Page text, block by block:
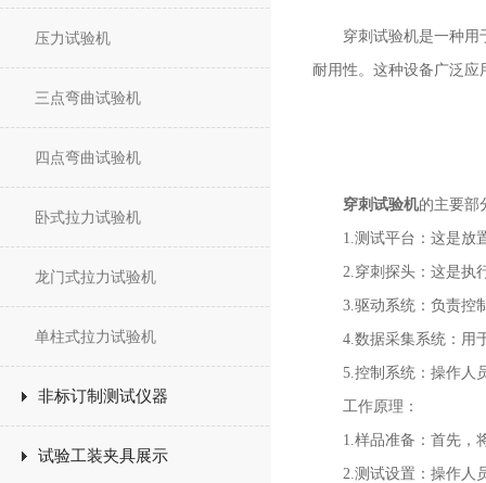
压力试验机
三点弯曲试验机
四点弯曲试验机
卧式拉力试验机
龙门式拉力试验机
单柱式拉力试验机
非标订制测试仪器
试验工装夹具展示
穿刺试验机是一种用于
耐用性。这种设备广泛
穿刺试验机的主要部
1.测试平台：这是放置
2.穿刺探头：这是执行
3.驱动系统：负责控制
4.数据采集系统：用于
5.控制系统：操作人员
工作原理：
1.样品准备：首先，将
2.测试设置：操作人员